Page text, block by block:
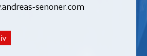
senoner.com